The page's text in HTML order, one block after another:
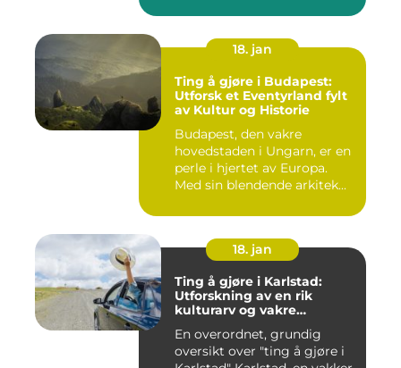
18. jan
Ting å gjøre i Budapest:
Utforsk et Eventyrland fylt
av Kultur og Historie
Budapest, den vakre
hovedstaden i Ungarn, er en
perle i hjertet av Europa.
Med sin blendende arkitek...
18. jan
Ting å gjøre i Karlstad:
Utforskning av en rik
kulturarv og vakre
En overordnet, grundig
oversikt over "ting å gjøre i